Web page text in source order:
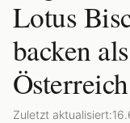
Lotus
backen
Österreich
Zuletzt aktualisiert: